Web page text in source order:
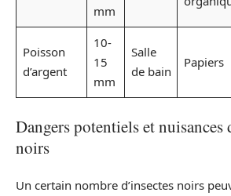
mm
Poisson
d’argent
10-
15
mm
Salle
de bain
Papiers
Dangers potentiels et nuisances
noirs
Un certain nombre d’insectes noirs